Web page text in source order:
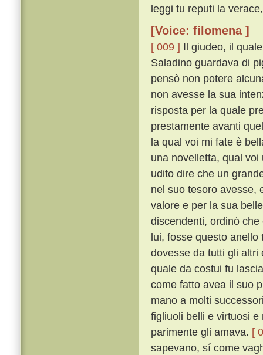
leggi tu reputi la
[Voice: filomena ]
[ 009 ] Il giudeo, il
Saladino guardava di
pensò non potere
non avesse la sua
risposta per la quale
prestamente avanti
la qual voi mi fate è
una novelletta, qual
udito dire che un
nel suo tesoro avesse,
valore e per la sua
discendenti, ordinò
lui, fosse questo
dovesse da tutti gli
quale da costui fu
come fatto avea il suo
mano a molti
figliuoli belli e virtuosi
parimente gli amava. [
sapevano, sí come